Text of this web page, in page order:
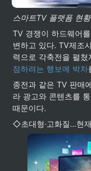
스마트TV 플랫폼 현황
TV 경쟁이 하드웨어
변하고 있다. TV제조
력으로 각축전을 펼쳤
점하려는 행보에 박차
종전과 같은 TV 판매
라 광고와 콘텐츠를
때문이다.
◇초대형·고화질…현